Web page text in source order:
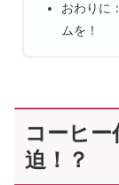
おわりに
ムを！
コーヒ
迫！？